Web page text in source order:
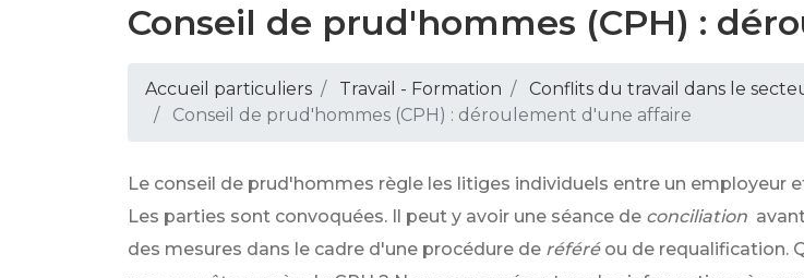
Conseil de prud'hommes (CPH) :
Accueil particuliers Travail - Formation
Conflits du travail dans le
Conseil de prud'hommes (CPH) : déroulement d'une affaire
Le conseil de prud'hommes règle les litiges individuels entre un employeur
Les parties sont convoquées. Il peut y avoir une séance de conciliation
des mesures dans le cadre d'une procédure de référé ou de requalification.